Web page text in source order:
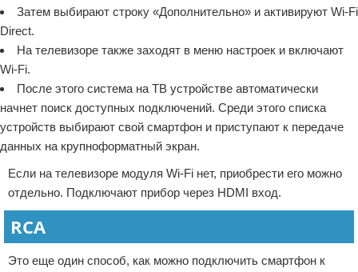
Затем выбирают строку «Дополнительно» и активируют Wi-Fi
Direct.
На телевизоре также заходят в меню настроек и включают
Wi-Fi.
После этого система на ТВ устройстве автоматически
начнет поиск доступных подключений. Среди этого списка
устройств выбирают свой смартфон и приступают к передаче
данных на крупноформатный экран.
Если на телевизоре модуля Wi-Fi нет, приобрести его можно
отдельно. Подключают прибор через HDMI вход.
RCA
Это еще один способ, как можно подключить смартфон к